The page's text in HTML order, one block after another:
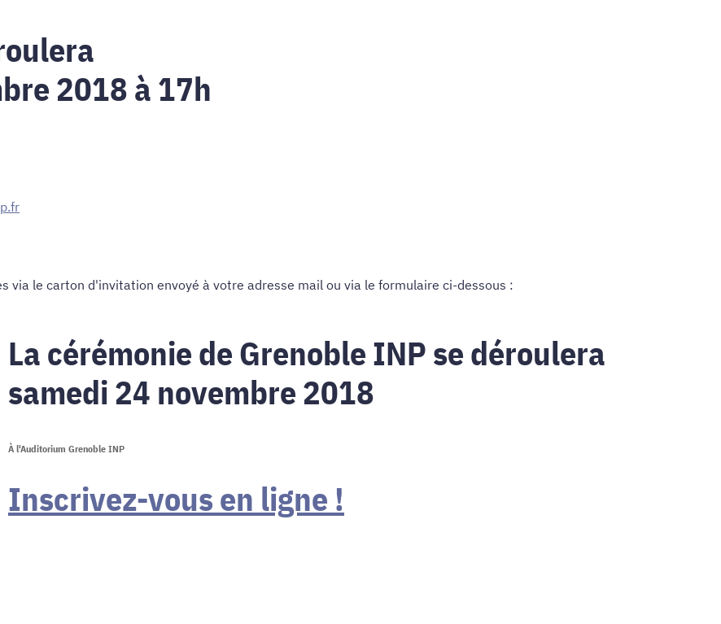
2018 à 17h
via le carton d'invitation envoyé à votre adresse mail ou via le formulaire ci-dessous :
La cérémonie de Grenoble INP se déroulera
samedi 24 novembre 2018
À l'Auditorium Grenoble INP
Inscrivez-vous en ligne !